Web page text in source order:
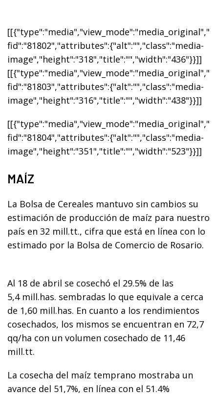
[[{"type":"media","view_mode":"media_original","
fid":"81802","attributes":{"alt":"","class":"media-
image","height":"318","title":"","width":"436"}}]]
[[{"type":"media","view_mode":"media_original","
fid":"81803","attributes":{"alt":"","class":"media-
image","height":"316","title":"","width":"438"}}]]
[[{"type":"media","view_mode":"media_original","
fid":"81804","attributes":{"alt":"","class":"media-
image","height":"351","title":"","width":"523"}}]]
MAÍZ
La Bolsa de Cereales mantuvo sin cambios su
estimación de producción de maíz para nuestro
país en 32 mill.tt., cifra que está en línea con lo
estimado por la Bolsa de Comercio de Rosario.
Al 18 de abril se cosechó el 29.5% de las
5,4 mill.has. sembradas lo que equivale a cerca
de 1,60 mill.has. En cuanto a los rendimientos
cosechados, los mismos se encuentran en 72,7
qq/ha con un volumen cosechado de 11,46
mill.tt.
La cosecha del maíz temprano mostraba un
avance del 51,7%, en línea con el 51.4%